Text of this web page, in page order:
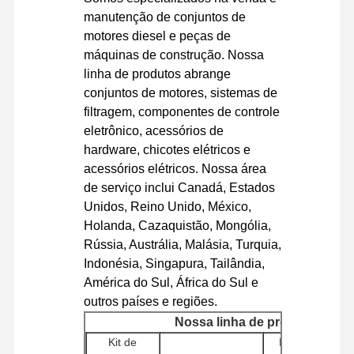
manutenção de conjuntos de
motores diesel e peças de
máquinas de construção. Nossa
linha de produtos abrange
conjuntos de motores, sistemas de
filtragem, componentes de controle
eletrônico, acessórios de
hardware, chicotes elétricos e
acessórios elétricos. Nossa área
de serviço inclui Canadá, Estados
Unidos, Reino Unido, México,
Holanda, Cazaquistão, Mongólia,
Rússia, Austrália, Malásia, Turquia,
Indonésia, Singapura, Tailândia,
América do Sul, África do Sul e
outros países e regiões.
Nossa linha de produtos
Kit de
Bombas